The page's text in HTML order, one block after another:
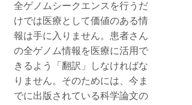
全ゲノムシークエンスを行うだ
けでは医療として価値のある情
報は手に入りません。患者さん
の全ゲノム情報を医療に活用で
きるよう「翻訳」しなければな
りません。そのためには、今ま
でに出版されている科学論文の